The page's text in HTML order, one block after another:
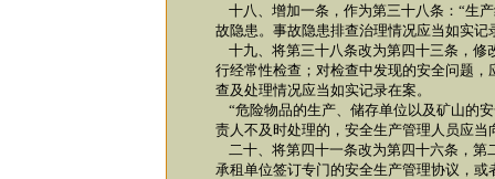
十八、增加一条，作为第三十八条：“生
故隐患。事故隐患排查治理情况应当如实记
十九、将第三十八条改为第四十三条，修
行经常性检查；对检查中发现的安全问题
查及处理情况应当如实记录在案。
“危险物品的生产、储存单位以及矿山的
责人不及时处理的，安全生产管理人员应
二十、将第四十一条改为第四十六条，第
承租单位签订专门的安全生产管理协议，